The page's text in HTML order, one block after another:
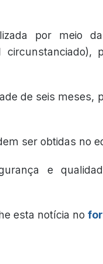
por meio
de seis meses,
ser obtidas no
e
esta notícia no